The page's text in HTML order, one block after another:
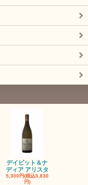
デイビット＆ナ
ディア アリスタ
5,300円(税込5,830
円)